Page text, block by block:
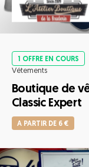
1 OFFRE EN COURS
Vétements
Boutique de
Classic Expert
A PARTIR DE 6 €